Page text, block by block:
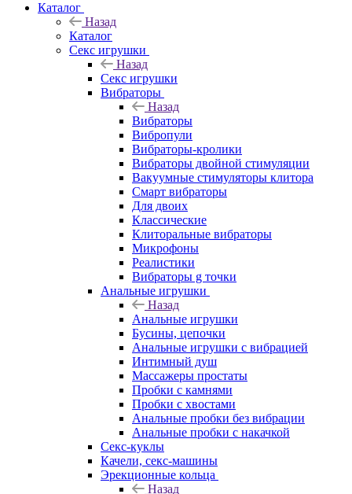
Каталог
Назад
Каталог
Секс игрушки
Назад
Секс игрушки
Вибраторы
Назад
Вибраторы
Вибропули
Вибраторы-кролики
Вибраторы двойной стимуляции
Вакуумные стимуляторы клитора
Смарт вибраторы
Для двоих
Классические
Клиторальные вибраторы
Микрофоны
Реалистики
Вибраторы g точки
Анальные игрушки
Назад
Анальные игрушки
Бусины, цепочки
Анальные игрушки с вибрацией
Интимный душ
Массажеры простаты
Пробки с камнями
Пробки с хвостами
Анальные пробки без вибрации
Анальные пробки с накачкой
Секс-куклы
Качели, секс-машины
Эрекционные кольца
Назад